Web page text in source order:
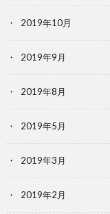
2019年10月
2019年9月
2019年8月
2019年5月
2019年3月
2019年2月